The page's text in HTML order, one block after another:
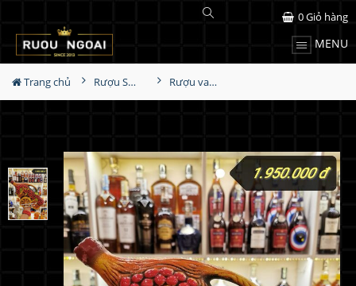
MENU
0Giỏ hàng
Trang chủ Rượu Sưu Tầm - Nga Rượu vang Georgia Reb Wines 133